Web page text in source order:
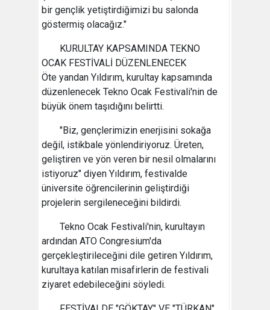
bir gençlik yetiştirdiğimizi bu salonda
göstermiş olacağız."
KURULTAY KAPSAMINDA TEKNO
OCAK FESTİVALİ DÜZENLENECEK
Öte yandan Yıldırım, kurultay kapsamında
düzenlenecek Tekno Ocak Festivali'nin de
büyük önem taşıdığını belirtti.
"Biz, gençlerimizin enerjisini sokağa
değil, istikbale yönlendiriyoruz. Üreten,
geliştiren ve yön veren bir nesil olmalarını
istiyoruz" diyen Yıldırım, festivalde
üniversite öğrencilerinin geliştirdiği
projelerin sergileneceğini bildirdi.
Tekno Ocak Festivali'nin, kurultayın
ardından ATO Congresium'da
gerçekleştirileceğini dile getiren Yıldırım,
kurultaya katılan misafirlerin de festivali
ziyaret edebileceğini söyledi.